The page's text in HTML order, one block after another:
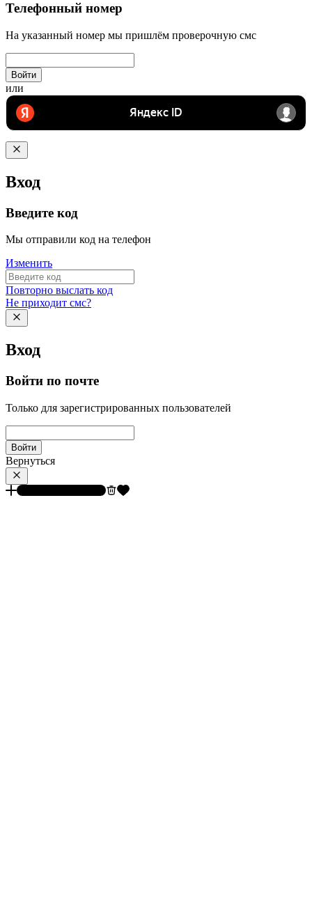
Телефонный номер
На указанный номер мы пришлём проверочную смс
Войти
или
Вход
Введите код
Мы отправили код на телефон
Изменить
Повторно выслать код
Не приходит смс?
Вход
Войти по почте
Только для зарегистрированных пользователей
Войти
Вернуться